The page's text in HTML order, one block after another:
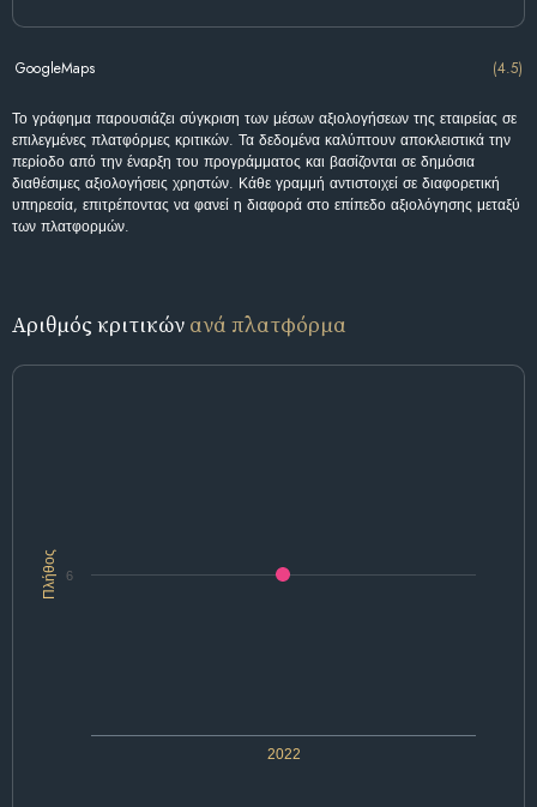
GoogleMaps (4.5)
Το γράφημα παρουσιάζει σύγκριση των μέσων αξιολογήσεων της εταιρείας σε
επιλεγμένες πλατφόρμες κριτικών. Τα δεδομένα καλύπτουν αποκλειστικά την
περίοδο από την έναρξη του προγράμματος και βασίζονται σε δημόσια
διαθέσιμες αξιολογήσεις χρηστών. Κάθε γραμμή αντιστοιχεί σε διαφορετική
υπηρεσία, επιτρέποντας να φανεί η διαφορά στο επίπεδο αξιολόγησης μεταξύ
των πλατφορμών.
Αριθμός κριτικών ανά πλατφόρμα
Πλήθος
2022
6